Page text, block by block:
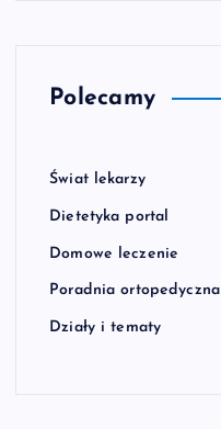
Polecamy
Świat lekarzy
Dietetyka portal
Domowe leczenie
Poradnia ortopedyczna
Działy i tematy